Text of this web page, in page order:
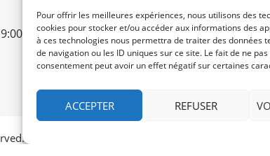
Pour offrir les meilleures expériences, nous utilisons des
cookies pour stocker et/ou accéder aux informations des
à ces technologies nous permettra de traiter des données
de navigation ou les ID uniques sur ce site. Le fait de ne
consentement peut avoir un effet négatif sur certaines
ACCEPTER REFUSER
Non
contact@re-konekt.fr
/
/